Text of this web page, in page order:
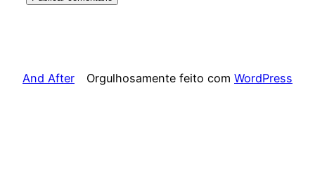
And After Orgulhosamente feito com WordPress